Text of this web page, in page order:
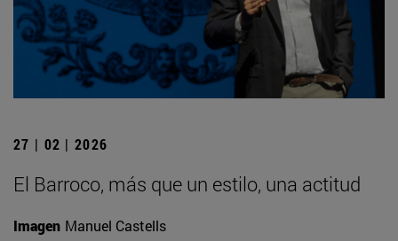
27 | 02 | 2026
El Barroco, más que un estilo, una actitud
Imagen Manuel Castells